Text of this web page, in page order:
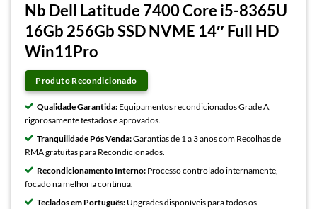
Nb Dell Latitude 7400 Core i5-8365U
16Gb 256Gb SSD NVME 14″ Full HD
Win11Pro
Produto Recondicionado
Qualidade Garantida: Equipamentos recondicionados Grade A,
rigorosamente testados e aprovados.
Tranquilidade Pós Venda:Garantias de 1 a 3 anos com Recolhas de
RMA gratuitas para Recondicionados.
Recondicionamento Interno: Processo controlado internamente,
focado na melhoria continua.
Teclados em Português: Upgrades disponíveis para todos os